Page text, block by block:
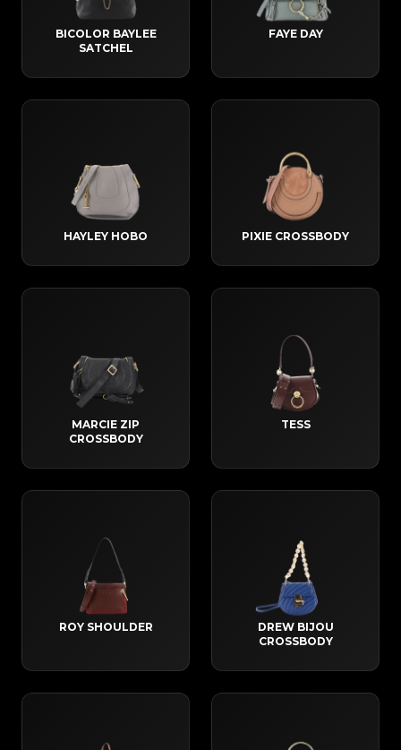
FAYE DAY
BICOLOR BAYLEE
SATCHEL
PIXIE CROSSBODY
HAYLEY HOBO
TESS
MARCIE ZIP
CROSSBODY
DREW BIJOU
CROSSBODY
ROY SHOULDER